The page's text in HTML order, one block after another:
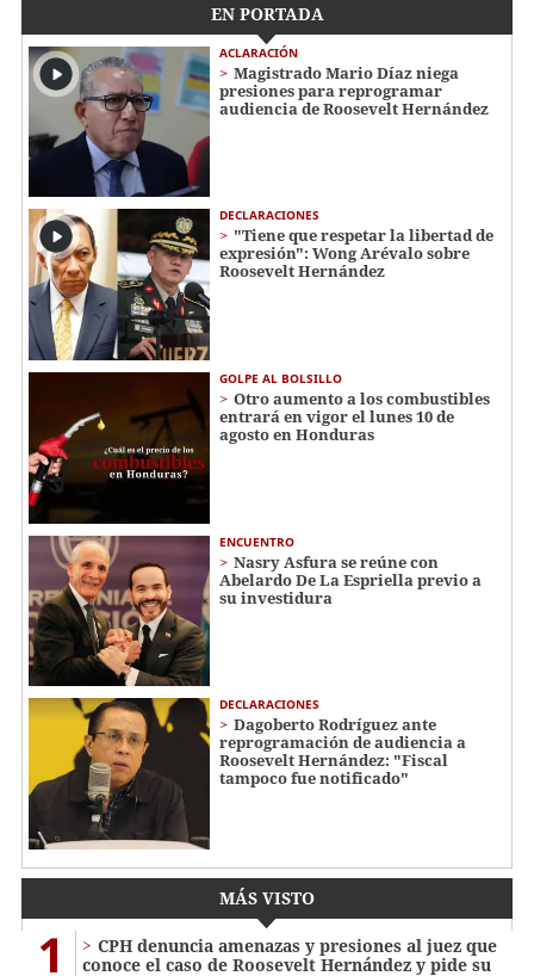
EN PORTADA
ACLARACIÓN
Magistrado Mario Díaz niega
presiones para reprogramar
audiencia de Roosevelt Hernández
DECLARACIONES
"Tiene que respetar la libertad de
expresión": Wong Arévalo sobre
Roosevelt Hernández
GOLPE AL BOLSILLO
Otro aumento a los combustibles
entrará en vigor el lunes 10 de
agosto en Honduras
ENCUENTRO
Nasry Asfura se reúne con
Abelardo De La Espriella previo a
su investidura
DECLARACIONES
Dagoberto Rodríguez ante
reprogramación de audiencia a
Roosevelt Hernández: "Fiscal
tampoco fue notificado"
MÁS VISTO
1
CPH denuncia amenazas y presiones al juez que
conoce el caso de Roosevelt Hernández y pide su